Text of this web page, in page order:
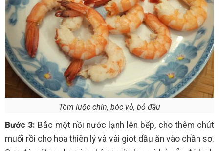
Tôm luộc chín, bóc vỏ, bỏ đầu
Bước 3: Bắc một nồi nước lạnh lên bếp, cho thêm chút
muối rồi cho hoa thiên lý và vài giọt dầu ăn vào chần sơ.